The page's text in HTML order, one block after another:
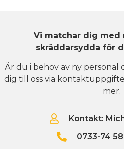
Vi matchar dig med
skräddarsydda för
Är du i behov av ny personal
dig till oss via
mer.
Kontakt:
0733-74